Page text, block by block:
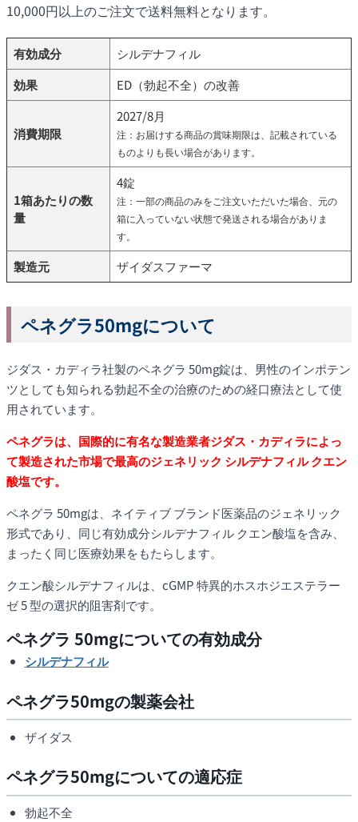
10,000円以上のご注文で送料無料となります。
有効成分
シルデナフィル
効果
ED（勃起不全）の改善
消費期限
2027/8月
注：お届けする商品の賞味期限は、記載されている
ものよりも長い場合があります。
1箱あたりの数
量
4錠
注：一部の商品のみをご注文いただいた場合、元の
箱に入っていない状態で発送される場合がありま
す。
製造元 ザイダスファーマ
ペネグラ50mgについて
ジダス・カディラ社製のペネグラ 50mg錠は、男性のインポテン
ツとしても知られる勃起不全の治療のための経口療法として使
用されています。
ペネグラは、国際的に有名な製造業者ジダス・カディラによっ
て製造された市場で最高のジェネリック シルデナフィル クエン
酸塩です。
ペネグラ 50mgは、ネイティブ ブランド医薬品のジェネリック
形式であり、同じ有効成分シルデナフィル クエン酸塩を含み、
まったく同じ医療効果をもたらします。
クエン酸シルデナフィルは、cGMP 特異的ホスホジエステラー
ゼ 5 型の選択的阻害剤です。
ペネグラ 50mgについての有効成分
シルデナフィル
ペネグラ50mgの製薬会社
ザイダス
ペネグラ50mgについての適応症
勃起不全